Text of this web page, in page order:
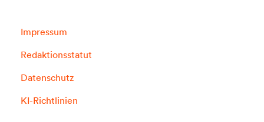
Impressum
Redaktionsstatut
Datenschutz
KI-Richtlinien